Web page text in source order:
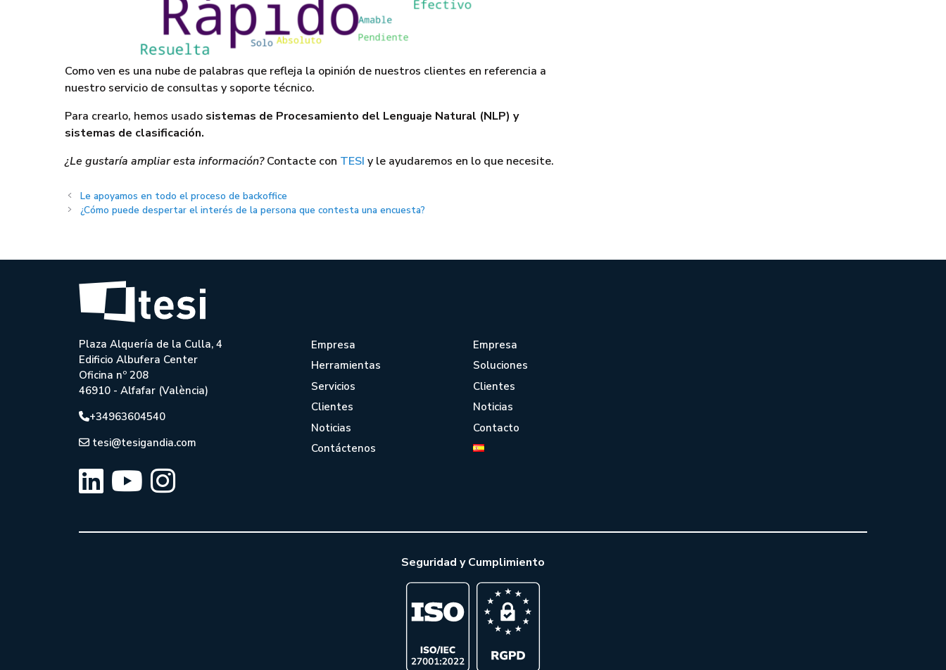
Como ven es una nube de palabras que refleja la opinión de nuestros clientes en referencia a
nuestro servicio de consultas y soporte técnico.
Para crearlo, hemos usado sistemas de Procesamiento del Lenguaje Natural (NLP) y
sistemas de clasificación.
¿Le gustaría ampliar esta información?Contacte con TESI y le ayudaremos en lo que necesite.
Le apoyamos en todo el proceso de backoffice
¿Cómo puede despertar el interés de la persona que contesta una encuesta?
Plaza Alquería de la Culla, 4
Edificio Albufera Center
Oficina nº 208
46910 - Alfafar (València)
+34963604540
tesi@tesigandia.com
Empresa
Herramientas
Servicios
Clientes
Noticias
Contáctenos
Empresa
Soluciones
Clientes
Noticias
Contacto
Seguridad y Cumplimiento